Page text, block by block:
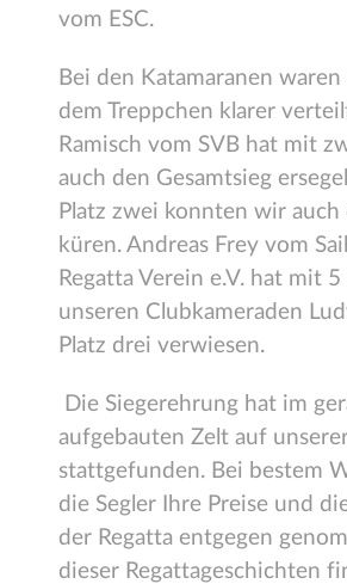
vom ESC.
Bei den Katamaranen
dem Treppchen klarer
Ramisch vom SVB hat mit
auch den Gesamtsieg
Platz zwei konnten wir auch
küren. Andreas Frey vom
Regatta Verein e.V. hat mit
unseren Clubkameraden
Platz drei verwiesen.
Die Siegerehrung hat im
aufgebauten Zelt auf
stattgefunden. Bei bestem
die Segler Ihre Preise und
der Regatta entgegen
dieser Regattageschichten